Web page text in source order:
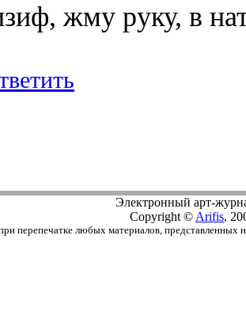
жму руку, в
Электронный арт-
Copyright © Arifis,
перепечатке любых материалов, представленных